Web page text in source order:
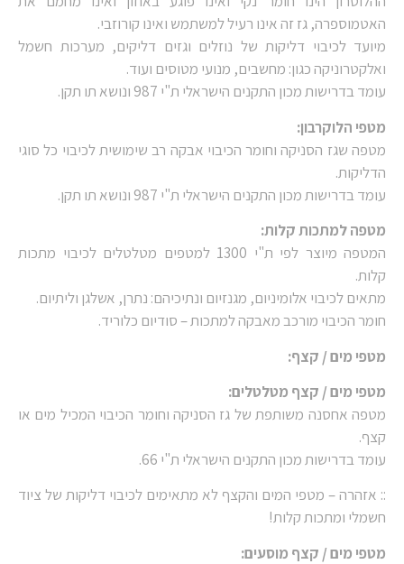
האטמוספרה, גז זה אינו רעיל למשתמש ואינו קורוזבי.
מיועד לכיבוי דליקות של נוזלים וגזים דליקים, מערכות חשמל
ואלקטרוניקה כגון: מחשבים, מנועי מטוסים ועוד.
עומד בדרישות מכון התקנים הישראלי ת"י 987 ונושא תו תקן.
מטפי הלוקרבון:
מטפה שגז הסניקה וחומר הכיבוי אבקה רב שימושית לכיבוי כל סוגי
הדליקות.
עומד בדרישות מכון התקנים הישראלי ת"י 987 ונושא תו תקן.
מטפה למתכות קלות:
המטפה מיוצר לפי ת"י 1300 למטפים מטלטלים לכיבוי מתכות
קלות.
מתאים לכיבוי אלומיניום, מגנזיום ונתיכיהם: נתרן, אשלגן וליתיום.
חומר הכיבוי מורכב מאבקה למתכות – סודיום כלוריד.
מטפי מים / קצף:
מטפי מים / קצף מטלטלים:
מטפה אחסנה משותפת של גז הסניקה וחומר הכיבוי המכיל מים או
קצף.
עומד בדרישות מכון התקנים הישראלי ת"י 66.
:: אזהרה – מטפי המים והקצף לא מתאימים לכיבוי דליקות של ציוד
חשמלי ומתכות קלות!
מטפי מים / קצף מוסעים: